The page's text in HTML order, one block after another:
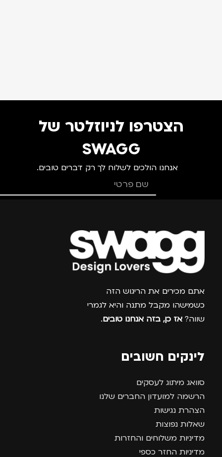
הצטרפו לניוזלטר של
SWAGG
אנחנו הולכים לשלוח לך רק דברים טובים.
צרפו אותי למועדון
אתם מכירים את הריגוש הזה
כשמישהו מקבל מתנה והיא לגמרי
שווה? אז כן, בזה אנחנו טובים.
לינקים חשובים
סוואג מיתוג לעסקים
הרשמה למועדון החברים שלנו
הצהרת נגישות
שאלות נפוצות
מדיניות משלוחים והחזרות
מדיניות החזר כספי